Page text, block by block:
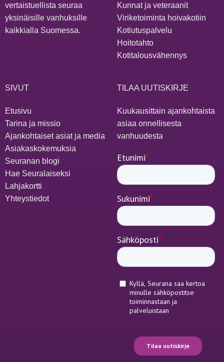
vertaistuellista seuraa
yksinäisille vanhuksille
kaikkialla Suomessa.
Kunnat ja veteraanit
Viriketoiminta hoivakotiin
Kotiutuspalvelu
Hoitotahto
Kotitalousvähennys
SIVUT
Etusivu
Tarina ja missio
Ajankohtaiset asiat ja media
Asiakaskokemuksia
Seuranan blogi
Hae Seuralaiseksi
Lahjakortti
Yhteystiedot
TILAA UUTISKIRJE
Kuukausittain ajankohtaista
asiaa onnellisesta
vanhuudesta